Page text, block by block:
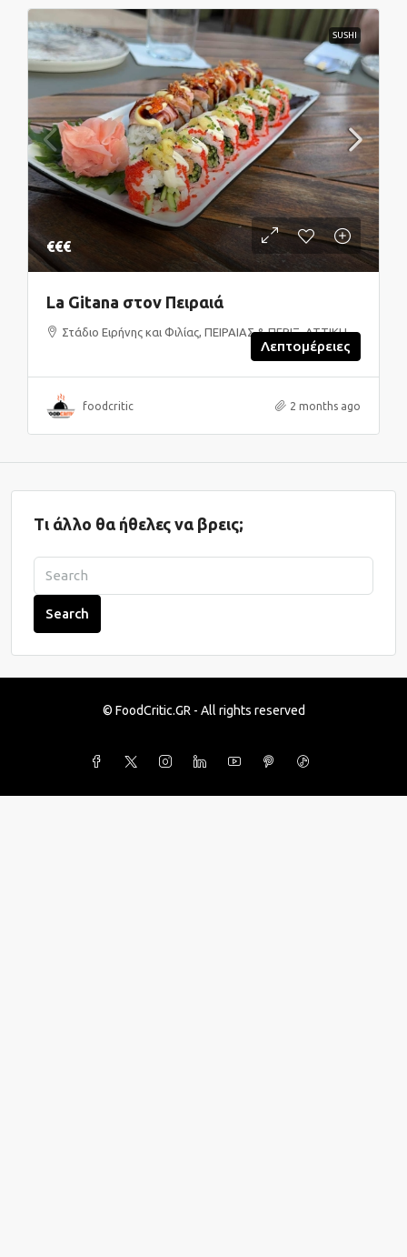
SUSHI
€€€
La Gitana στον Πειραιά
Στάδιο Ειρήνης και Φιλίας, ΠΕΙΡΑΙΑΣ & ΠΕΡΙΞ, ΑΤΤΙΚΗ
Λεπτομέρειες
foodcritic 2 months ago
Τι άλλο θα ήθελες να βρεις;
Search
© FoodCritic.GR - All rights reserved